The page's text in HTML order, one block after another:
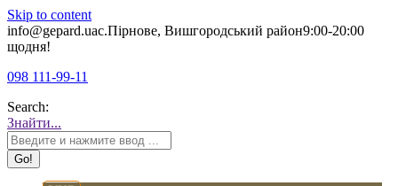
Skip to content
info@gepard.uaс.Пірнове, Вишгородський район9:00-20:00
щодня!
098 111-99-11
Search:
Знайти...